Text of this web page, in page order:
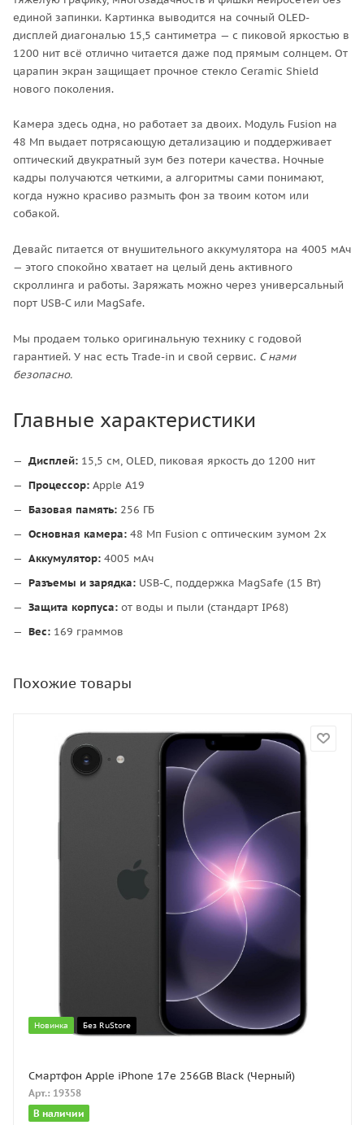
единой запинки. Картинка выводится на сочный OLED-
дисплей диагональю 15,5 сантиметра — с пиковой яркостью в
1200 нит всё отлично читается даже под прямым солнцем. От
царапин экран защищает прочное стекло Ceramic Shield
нового поколения.
Камера здесь одна, но работает за двоих. Модуль Fusion на
48 Мп выдает потрясающую детализацию и поддерживает
оптический двукратный зум без потери качества. Ночные
кадры получаются четкими, а алгоритмы сами понимают,
когда нужно красиво размыть фон за твоим котом или
собакой.
Девайс питается от внушительного аккумулятора на 4005 мАч
— этого спокойно хватает на целый день активного
скроллинга и работы. Заряжать можно через универсальный
порт USB-C или MagSafe.
Мы продаем только оригинальную технику с годовой
гарантией. У нас есть Trade-in и свой сервис. С нами
безопасно.
Главные характеристики
Дисплей: 15,5 см, OLED, пиковая яркость до 1200 нит
Процессор: Apple A19
Базовая память: 256 ГБ
Основная камера: 48 Мп Fusion с оптическим зумом 2x
Аккумулятор: 4005 мАч
Разъемы и зарядка: USB-C, поддержка MagSafe (15 Вт)
Защита корпуса: от воды и пыли (стандарт IP68)
Вес: 169 граммов
Похожие товары
Новинка Без RuStore
Смартфон Apple iPhone 17e 256GB Black (Черный)
Арт.: 19358
В наличии